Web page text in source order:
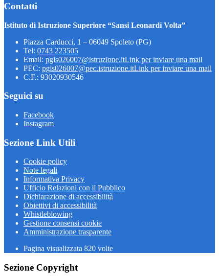
Contatti
Istituto di Istruzione Superiore “Sansi Leonardi Volta”
Piazza Carducci, 1 – 06049 Spoleto (PG)
Tel: 0743 223505
Email: pgis026007@istruzione.itLink per inviare una mail
PEC: pgis026007@pec.istruzione.itLink per inviare una mail
C.F.: 93020930546
Seguici su
Facebook
Instagram
Sezione Link Utili
Cookie policy
Note legali
Informativa Privacy
Ufficio Relazioni con il Pubblico
Dichiarazione di accessibilità
Obiettivi di accessibilità
Whistleblowing
Gestione consensi cookie
Amministrazione trasparente
Pagina visualizzata 820 volte
Sezione Copyright